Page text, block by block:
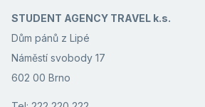
STUDENT AGENCY TRAVEL k.s.
Dům pánů z Lipé
Náměstí svobody 17
602 00 Brno